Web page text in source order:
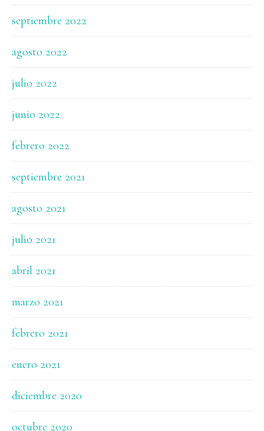
septiembre 2022
agosto 2022
julio 2022
junio 2022
febrero 2022
septiembre 2021
agosto 2021
julio 2021
abril 2021
marzo 2021
febrero 2021
enero 2021
diciembre 2020
octubre 2020